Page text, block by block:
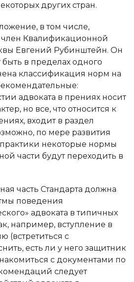
других стран.
в том числе,
Квалификационной
Евгений Рубинштейн. Он
быть в пределах одного
классификация норм на
адвоката в прениях носит
но все, что относится к
входит в раздел
по мере развития
некоторые нормы
части будут переходить в
часть Стандарта должна
поведения
адвоката в типичных
например, вступление в
(встретиться с
есть ли у него защитник
с документами по
следует
связи